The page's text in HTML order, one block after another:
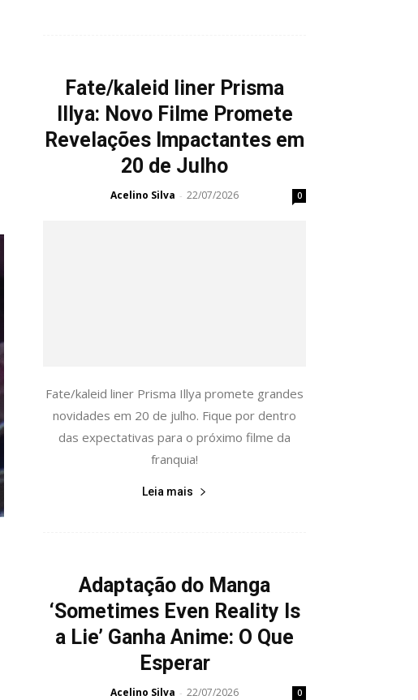
Fate/kaleid liner Prisma
Illya: Novo Filme Promete
Revelações Impactantes em
20 de Julho
Acelino Silva - 22/07/2026 0
Fate/kaleid liner Prisma Illya promete grandes
novidades em 20 de julho. Fique por dentro
das expectativas para o próximo filme da
franquia!
Leia mais
Adaptação do Manga
‘Sometimes Even Reality Is
a Lie’ Ganha Anime: O Que
Esperar
Acelino Silva - 22/07/2026 0